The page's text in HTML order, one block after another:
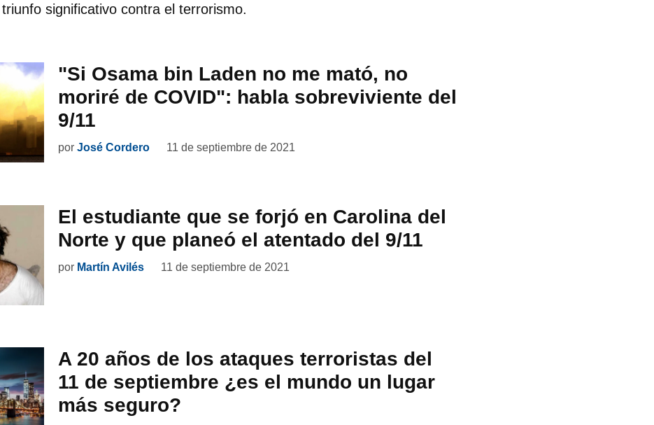
significativo contra el terrorismo.
"Si Osama bin Laden no me mató, no
moriré de COVID": habla sobreviviente del
9/11
por José Cordero 11 de septiembre de 2021
El estudiante que se forjó en Carolina del
Norte y que planeó el atentado del 9/11
por Martín Avilés 11 de septiembre de 2021
A 20 años de los ataques terroristas del
11 de septiembre ¿es el mundo un lugar
más seguro?